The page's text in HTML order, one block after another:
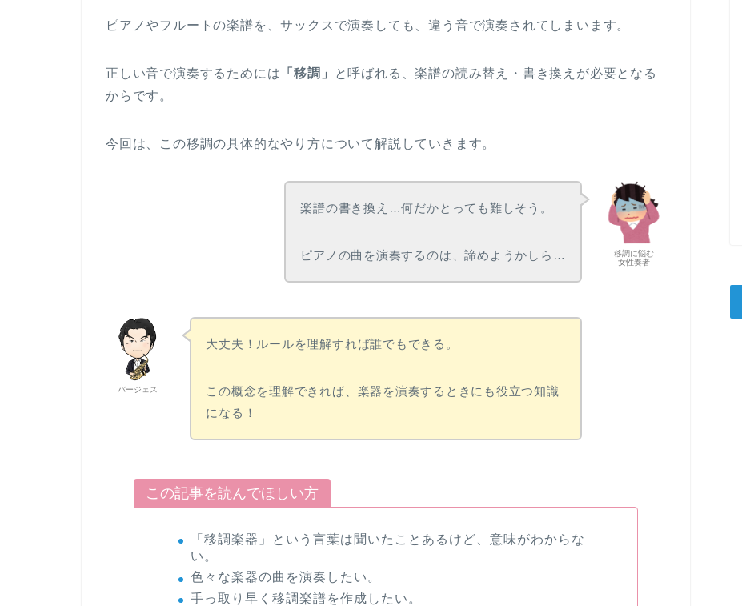
ピアノやフルートの楽譜を、サックスで演奏しても、違う音で演奏されてしまいます。
正しい音で演奏するためには 「移調」
と呼ばれる、楽譜の読み替え・書き換えが必要となる
からです。
今回は、この移調の具体的なやり方について解説していきます。
移調に悩む
女性奏者
楽譜の書き換え…何だかとっても難しそう。
ピアノの曲を演奏するのは、諦めようかしら…
バージェス
大丈夫！ルールを理解すれば誰でもできる。
この概念を理解できれば、楽器を演奏するときにも役立つ知識
になる！
この記事を読んでほしい方
「移調楽器」という言葉は聞いたことあるけど、意味がわからな
い。
色々な楽器の曲を演奏したい。
手っ取り早く移調楽譜を作成したい。